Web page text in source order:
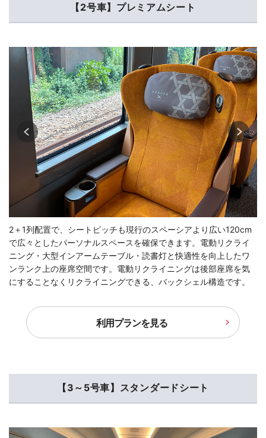
【2号車】プレミアムシート
2＋1列配置で、シートピッチも現行のスペーシアより広い120cm
で広々としたパーソナルスペースを確保できます。電動リクライ
ニング・大型インアームテーブル・読書灯と快適性を向上したワ
ンランク上の座席空間です。電動リクライニングは後部座席を気
にすることなくリクライニングできる、バックシェル構造です。
利用プランを見る
【3～5号車】スタンダードシート